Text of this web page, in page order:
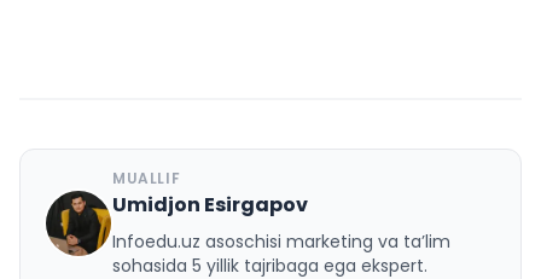
U
MUALLIF
Umidjon Esirgapov
Infoedu.uz asoschisi marketing va ta’lim
sohasida 5 yillik tajribaga ega ekspert.